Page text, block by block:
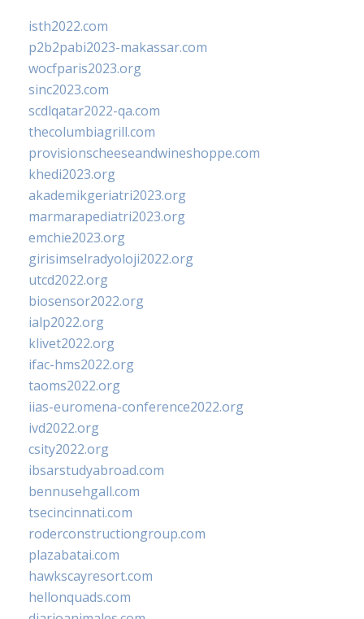
isth2022.com
p2b2pabi2023-makassar.com
wocfparis2023.org
sinc2023.com
scdlqatar2022-qa.com
thecolumbiagrill.com
provisionscheeseandwineshoppe.com
khedi2023.org
akademikgeriatri2023.org
marmarapediatri2023.org
emchie2023.org
girisimselradyoloji2022.org
utcd2022.org
biosensor2022.org
ialp2022.org
klivet2022.org
ifac-hms2022.org
taoms2022.org
iias-euromena-conference2022.org
ivd2022.org
csity2022.org
ibsarstudyabroad.com
bennusehgall.com
tsecincinnati.com
roderconstructiongroup.com
plazabatai.com
hawkscayresort.com
hellonquads.com